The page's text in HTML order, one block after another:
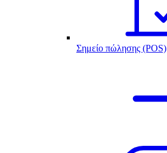
Σημείο πώλησης (POS)